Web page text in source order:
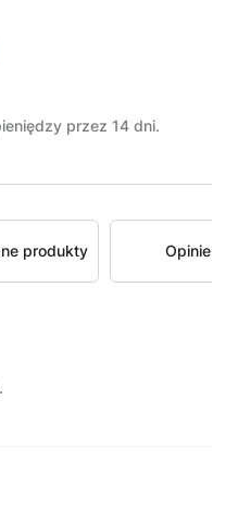
przez 14 dni.
produkty Opinie